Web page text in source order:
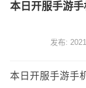
本日开服手游
发布:
本日开服手游手